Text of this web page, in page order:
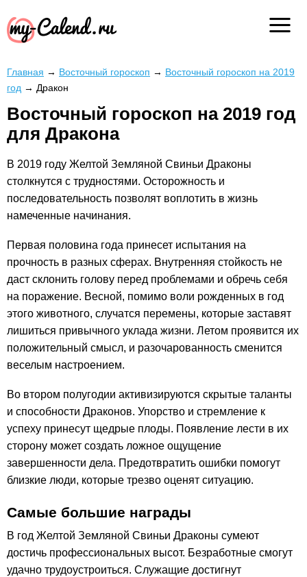
Главная → Восточный гороскоп → Восточный гороскоп на 2019
год → Дракон
Восточный гороскоп на 2019 год
для Дракона
В 2019 году Желтой Земляной Свиньи Драконы
столкнутся с трудностями. Осторожность и
последовательность позволят воплотить в жизнь
намеченные начинания.
Первая половина года принесет испытания на
прочность в разных сферах. Внутренняя стойкость не
даст склонить голову перед проблемами и обречь себя
на поражение. Весной, помимо воли рожденных в год
этого животного, случатся перемены, которые заставят
лишиться привычного уклада жизни. Летом проявится их
положительный смысл, и разочарованность сменится
веселым настроением.
Во втором полугодии активизируются скрытые таланты
и способности Драконов. Упорство и стремление к
успеху принесут щедрые плоды. Появление лести в их
сторону может создать ложное ощущение
завершенности дела. Предотвратить ошибки помогут
близкие люди, которые трезво оценят ситуацию.
Самые большие награды
В год Желтой Земляной Свиньи Драконы сумеют
достичь профессиональных высот. Безработные смогут
удачно трудоустроиться. Служащие достигнут